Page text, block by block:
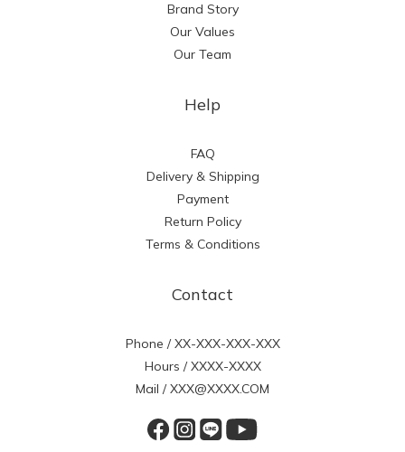
Brand Story
Our Values
Our Team
Help
FAQ
Delivery & Shipping
Payment
Return Policy
Terms & Conditions
Contact
Phone / XX-XXX-XXX-XXX
Hours / XXXX-XXXX
Mail / XXX@XXXX.COM